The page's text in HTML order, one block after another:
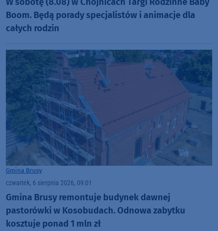
Boom. Będą porady specjalistów i animacje dla
całych rodzin
Gmina Brusy
czwartek, 6 sierpnia 2026, 09:01
Gmina Brusy remontuje budynek dawnej
pastorówki w Kosobudach. Odnowa zabytku
kosztuje ponad 1 mln zł